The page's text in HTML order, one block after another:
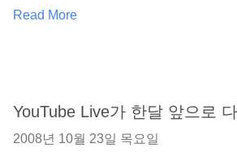
Read More
YouTube Live가 한달 앞으로
2008년 10월 23일 목요일